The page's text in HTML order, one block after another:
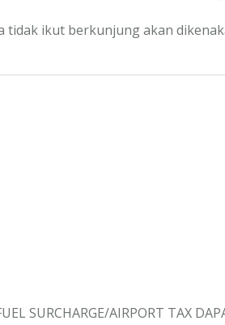
tidak ikut berkunjung akan
SURCHARGE/AIRPORT TAX